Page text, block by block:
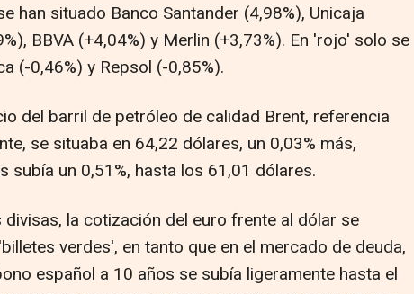
han situado Banco Santander (4,98%), Unicaja
BBVA (+4,04%) y Merlin (+3,73%). En 'rojo' solo se
(-0,46%) y Repsol (-0,85%).
del barril de petróleo de calidad Brent, referencia
se situaba en 64,22 dólares, un 0,03% más,
subía un 0,51%, hasta los 61,01 dólares.
divisas, la cotización del euro frente al dólar se
verdes', en tanto que en el mercado de deuda,
español a 10 años se subía ligeramente hasta el